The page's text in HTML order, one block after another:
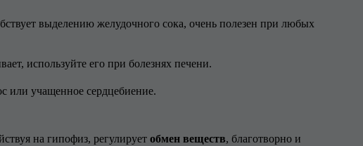
выделению желудочного сока, очень полезен при любых
используйте его при болезнях печени.
или учащенное сердцебиение.
на гипофиз, регулирует обмен веществ, благотворно и